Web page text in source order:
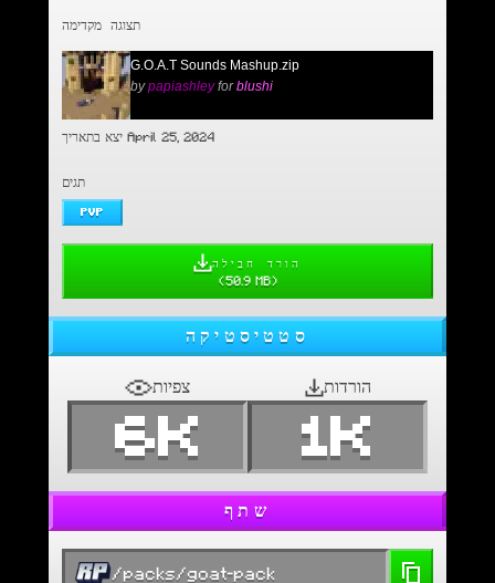
תצוגה מקדימה
G.O.A.T Sounds Mashup.zip
bypapiashleyforblushi
יצא בתאריך April 25, 2024
תגים
PVP
הורד חבילה
(50.9 MB)
סטטיסטיקה
צפיות
6K
הורדות
1K
שתף
/packs/goat-pack